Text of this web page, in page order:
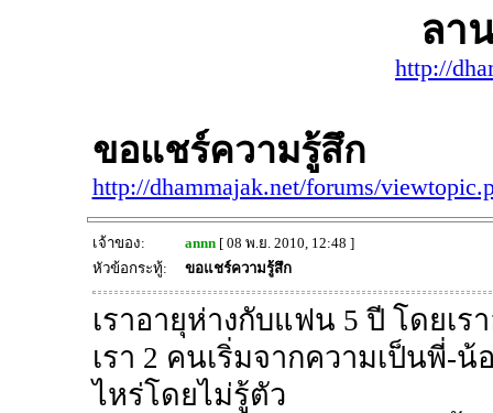
ลา
http://
ขอแชร์ความรู้สึก
http://dhammajak.net/forums/
เจ้าของ: annn[ 08 พ.ย. 2010, 12:48 ]
หัวข้อกระทู้:
ขอแชร์ความรู้สึก
เราอายุห่างกับแฟน 5 ปี โดยเร
เรา 2 คนเริ่มจากความเป็นพี่-
ไหร่โดยไม่รู้ตัว